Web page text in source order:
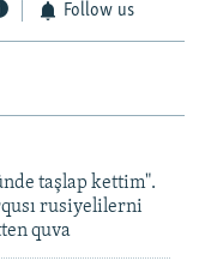
Follow us
taşlap kettim".
rusiyelilerni
quva